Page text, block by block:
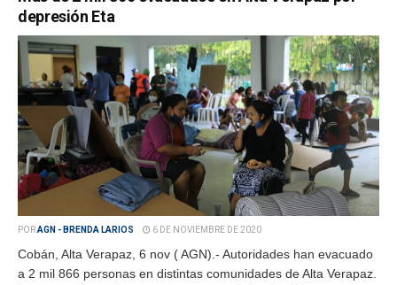
depresión Eta
PORAGN - BRENDA LARIOS 6 DE NOVIEMBRE DE 2020
Cobán, Alta Verapaz, 6 nov ( AGN).- Autoridades han evacuado
a 2 mil 866 personas en distintas comunidades de Alta Verapaz.